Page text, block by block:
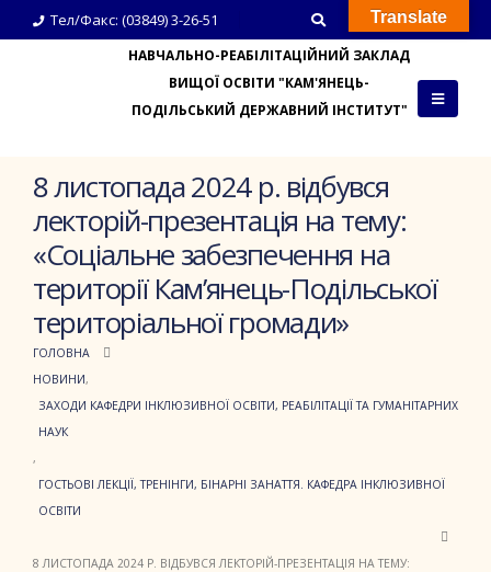
Тел/Факс: (03849) 3-26-51
НАВЧАЛЬНО-РЕАБІЛІТАЦІЙНИЙ ЗАКЛАД
ВИЩОЇ ОСВІТИ "КАМ'ЯНЕЦЬ-
ПОДІЛЬСЬКИЙ ДЕРЖАВНИЙ ІНСТИТУТ"
8 листопада 2024 р. відбувся
лекторій-презентація на тему:
«Соціальне забезпечення на
території Кам’янець-Подільської
територіальної громади»
ГОЛОВНА
НОВИНИ,
ЗАХОДИ КАФЕДРИ ІНКЛЮЗИВНОЇ ОСВІТИ, РЕАБІЛІТАЦІЇ ТА ГУМАНІТАРНИХ
НАУК
,
ГОСТЬОВІ ЛЕКЦІЇ, ТРЕНІНГИ, БІНАРНІ ЗАНАТТЯ. КАФЕДРА ІНКЛЮЗИВНОЇ
ОСВІТИ
8 ЛИСТОПАДА 2024 Р. ВІДБУВСЯ ЛЕКТОРІЙ-ПРЕЗЕНТАЦІЯ НА ТЕМУ:
Translate